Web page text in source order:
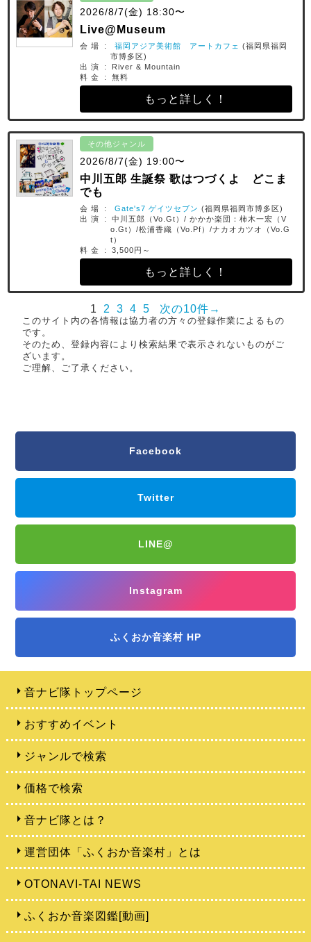
2026/8/7(金) 18:30〜
Live@Museum
会 場 : 福岡アジア美術館 アートカフェ (福岡県福岡
市博多区)
出 演 : River & Mountain
料 金 : 無料
もっと詳しく！
その他ジャンル
2026/8/7(金) 19:00〜
中川五郎 生誕祭 歌はつづくよ どこま
でも
会 場 : Gate's7 ゲイツセブン (福岡県福岡市博多区)
出 演 : 中川五郎（Vo.Gt）/ かかか楽団：柿木一宏（V
o.Gt）/松浦香織（Vo.Pf）/ナカオカツオ（Vo.G
t）
料 金 : 3,500円～
もっと詳しく！
1 2 3 4 5 次の10件→
このサイト内の各情報は協力者の方々の登録作業によるもの
です。
そのため、登録内容により検索結果で表示されないものがご
ざいます。
ご理解、ご了承ください。
Facebook
Twitter
LINE@
Instagram
ふくおか音楽村 HP
音ナビ隊トップページ
おすすめイベント
ジャンルで検索
価格で検索
音ナビ隊とは？
運営団体「ふくおか音楽村」とは
OTONAVI-TAI NEWS
ふくおか音楽図鑑[動画]